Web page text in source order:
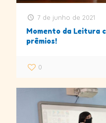
7 de junho de 2021
Momento da Leitura
prêmios!
0